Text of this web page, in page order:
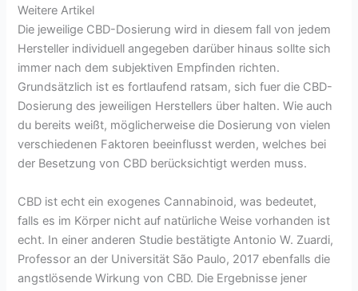
Weitere Artikel
Die jeweilige CBD-Dosierung wird in diesem fall von jedem
Hersteller individuell angegeben darüber hinaus sollte sich
immer nach dem subjektiven Empfinden richten.
Grundsätzlich ist es fortlaufend ratsam, sich fuer die CBD-
Dosierung des jeweiligen Herstellers über halten. Wie auch
du bereits weißt, möglicherweise die Dosierung von vielen
verschiedenen Faktoren beeinflusst werden, welches bei
der Besetzung von CBD berücksichtigt werden muss.
CBD ist echt ein exogenes Cannabinoid, was bedeutet,
falls es im Körper nicht auf natürliche Weise vorhanden ist
echt. In einer anderen Studie bestätigte Antonio W. Zuardi,
Professor an der Universität São Paulo, 2017 ebenfalls die
angstlösende Wirkung von CBD. Die Ergebnisse jener